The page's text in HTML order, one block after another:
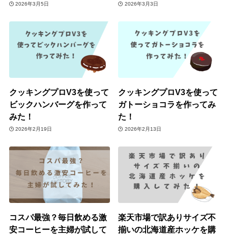
2026年3月5日 2026年3月3日
クッキングプロV3を使って
ビックハンバーグを作って
みた！
2026年2月19日
クッキングプロV3を使って
ガトーショコラを作ってみ
た！
2026年2月13日
コスパ最強？毎日飲める激
安コーヒーを主婦が試して
楽天市場で訳ありサイズ不
揃いの北海道産ホッケを購